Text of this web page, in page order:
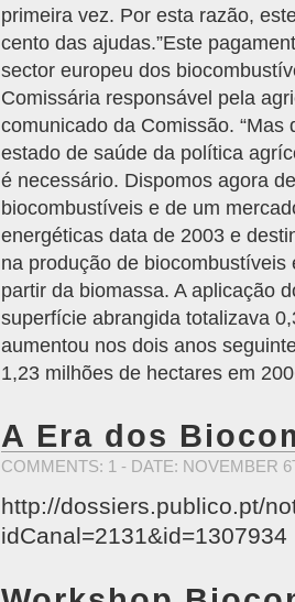
primeira vez. Por esta razão,
cento das ajudas.”Este
sector europeu dos
Comissária responsável pela
comunicado da Comissão.
estado de saúde da política
é necessário. Dispomos agora
biocombustíveis e de um
energéticas data de 2003 e
na produção de
partir da biomassa. A aplicação
superfície abrangida totalizava
aumentou nos dois anos
1,23 milhões de hectares em
A Era dos
COMMENTS: 1 - DATE: NOVEMBER
http://dossiers.publico.pt/
idCanal=2131&id=1307934